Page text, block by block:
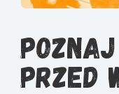
Poznaj
przed